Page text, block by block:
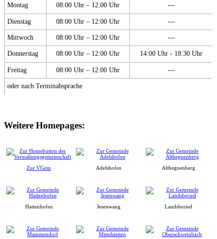
Montag 08:00 Uhr – 12:00 Uhr ---
Dienstag 08:00 Uhr – 12:00 Uhr ---
Mittwoch 08:00 Uhr – 12:00 Uhr ---
Donnerstag 08:00 Uhr – 12:00 Uhr 14:00 Uhr - 18:30 Uhr
Freitag 08:00 Uhr – 12:00 Uhr ---
oder nach Terminabsprache
Weitere Homepages:
Zur VGem Adelshofen Althegnenberg
Hattenhofen Jesenwang Landsberied